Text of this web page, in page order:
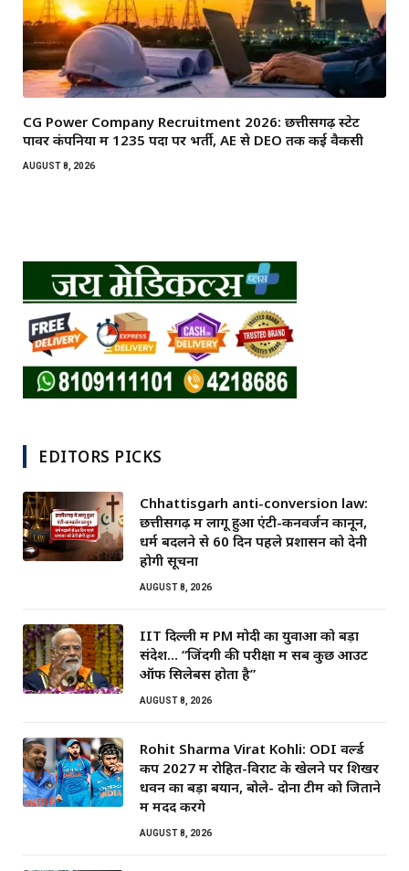
CG Power Company Recruitment 2026: छत्तीसगढ़ स्टेट
पावर कंपनियों में 1235 पदों पर भर्ती, AE से DEO तक कई वैकेंसी
AUGUST 8, 2026
EDITORS PICKS
Chhattisgarh anti-conversion law:
छत्तीसगढ़ में लागू हुआ एंटी-कनवर्जन कानून,
धर्म बदलने से 60 दिन पहले प्रशासन को देनी
होगी सूचना
AUGUST 8, 2026
IIT दिल्ली में PM मोदी का युवाओं को बड़ा
संदेश… “जिंदगी की परीक्षा में सब कुछ आउट
ऑफ सिलेबस होता है”
AUGUST 8, 2026
Rohit Sharma Virat Kohli: ODI वर्ल्ड
कप 2027 में रोहित-विराट के खेलने पर शिखर
धवन का बड़ा बयान, बोले- दोनों टीम को जिताने
में मदद करेंगे
AUGUST 8, 2026